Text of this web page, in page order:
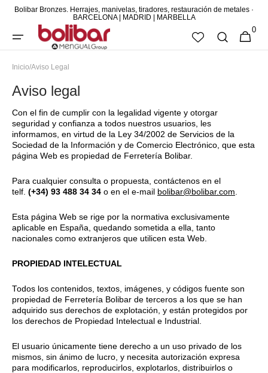
CONTENIDO
Bolibar Bronzes. Herrajes, manivelas, tiradores, restauración de metales ·
BARCELONA | MADRID | MARBELLA
CESTA
0
Inicio/Aviso Legal
Aviso legal
Con el fin de cumplir con la legalidad vigente y otorgar
seguridad y confianza a todos nuestros usuarios, les
informamos, en virtud de la Ley 34/2002 de Servicios de la
Sociedad de la Información y de Comercio Electrónico, que esta
página Web es propiedad de Ferretería Bolibar.
Para cualquier consulta o propuesta, contáctenos en el
telf. (+34) 93 488 34 34 o en el e-mail bolibar@bolibar.com.
Esta página Web se rige por la normativa exclusivamente
aplicable en España, quedando sometida a ella, tanto
nacionales como extranjeros que utilicen esta Web.
PROPIEDAD INTELECTUAL
Todos los contenidos, textos, imágenes, y códigos fuente son
propiedad de Ferretería Bolibar de terceros a los que se han
adquirido sus derechos de explotación, y están protegidos por
los derechos de Propiedad Intelectual e Industrial.
El usuario únicamente tiene derecho a un uso privado de los
mismos, sin ánimo de lucro, y necesita autorización expresa
para modificarlos, reproducirlos, explotarlos, distribuirlos o